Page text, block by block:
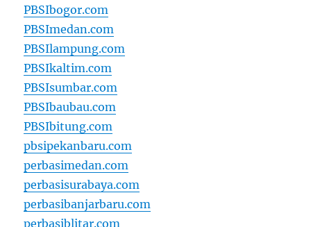
PBSIbogor.com
PBSImedan.com
PBSIlampung.com
PBSIkaltim.com
PBSIsumbar.com
PBSIbaubau.com
PBSIbitung.com
pbsipekanbaru.com
perbasimedan.com
perbasisurabaya.com
perbasibanjarbaru.com
perbasiblitar.com